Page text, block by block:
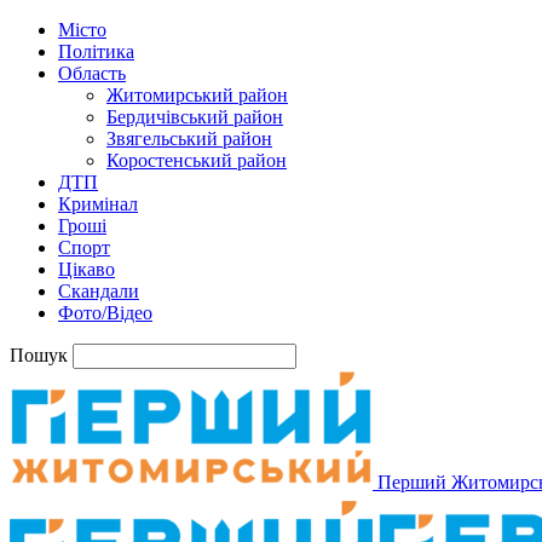
Місто
Політика
Область
Житомирський район
Бердичівський район
Звягельський район
Коростенський район
ДТП
Кримінал
Гроші
Спорт
Цікаво
Скандали
Фото/Відео
Пошук
Перший